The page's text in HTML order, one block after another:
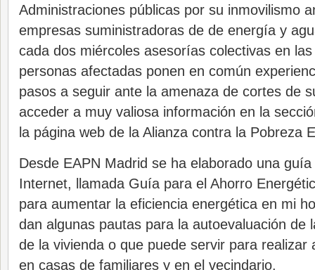
Administraciones públicas por su inmovilismo
empresas suministradoras de de energía y
cada dos miércoles asesorías colectivas en
personas afectadas ponen en común
pasos a seguir ante la amenaza de cortes de
acceder a muy valiosa información en la
la página web de la Alianza contra la Pobreza
Desde EAPN Madrid se ha elaborado una
Internet, llamada Guía para el Ahorro
para aumentar la eficiencia energética en mi
dan algunas pautas para la autoevaluación de
de la vivienda o que puede servir para realizar
en casas de familiares y en el vecindario.